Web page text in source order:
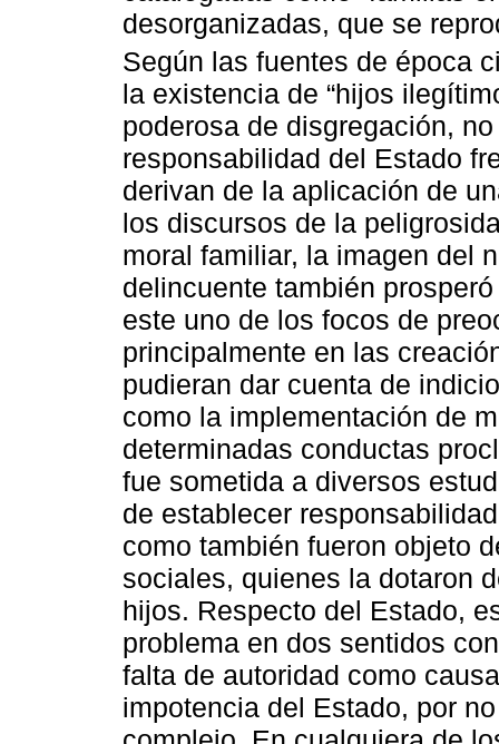
desorganizadas, que se
Según las fuentes de época
la existencia de “hijos
poderosa de disgregación,
responsabilidad del Estado
derivan de la aplicación de
los discursos de la
moral familiar, la imagen del
delincuente también
este uno de los focos de
principalmente en las
pudieran dar cuenta de
como la implementación de
determinadas conductas
fue sometida a diversos
de establecer
como también fueron objeto
sociales, quienes la dotaron
hijos. Respecto del Estado,
problema en dos sentidos
falta de autoridad como
impotencia del Estado, por